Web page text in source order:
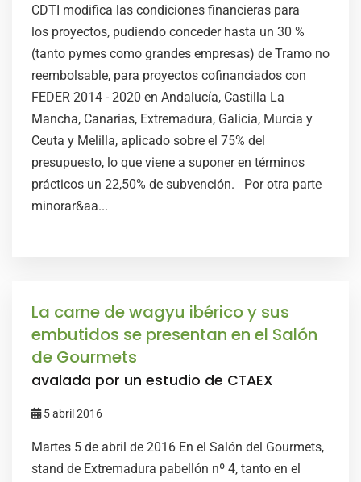
CDTI modifica las condiciones financieras para
los proyectos, pudiendo conceder hasta un 30 %
(tanto pymes como grandes empresas) de Tramo no
reembolsable, para proyectos cofinanciados con
FEDER 2014 - 2020 en Andalucía, Castilla La
Mancha, Canarias, Extremadura, Galicia, Murcia y
Ceuta y Melilla, aplicado sobre el 75% del
presupuesto, lo que viene a suponer en términos
prácticos un 22,50% de subvención. Por otra parte
minorar&aa...
La carne de wagyu ibérico y sus
embutidos se presentan en el Salón
de Gourmets
avalada por un estudio de CTAEX
5 abril 2016
Martes 5 de abril de 2016 En el Salón del Gourmets,
stand de Extremadura pabellón nº 4, tanto en el